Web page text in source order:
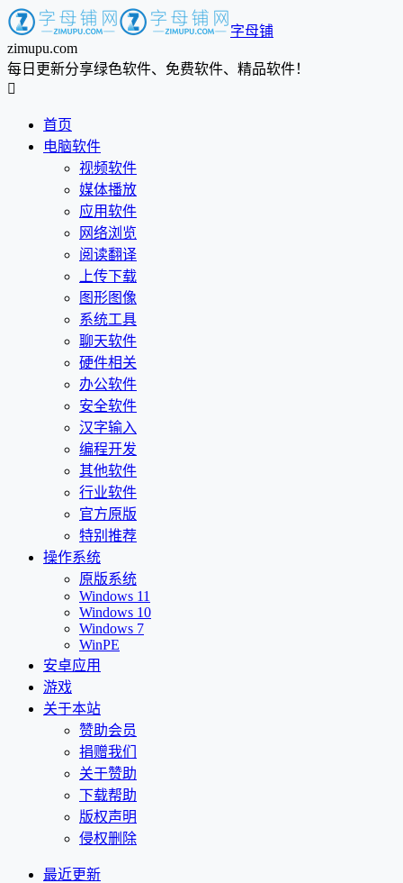
字母铺
zimupu.com
每日更新分享绿色软件、免费软件、精品软件！

首页
电脑软件
视频软件
媒体播放
应用软件
网络浏览
阅读翻译
上传下载
图形图像
系统工具
聊天软件
硬件相关
办公软件
安全软件
汉字输入
编程开发
其他软件
行业软件
官方原版
特别推荐
操作系统
原版系统
Windows 11
Windows 10
Windows 7
WinPE
安卓应用
游戏
关于本站
赞助会员
捐赠我们
关于赞助
下载帮助
版权声明
侵权删除
最近更新